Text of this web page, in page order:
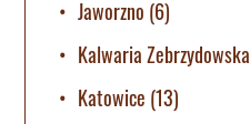
Jaworzno (6)
Kalwaria Zebrzydowska
Katowice (13)